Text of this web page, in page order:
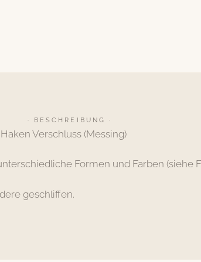
· BESCHREIBUNG ·
Verschluss (Messing)
Formen und Farben (siehe
geschliffen.